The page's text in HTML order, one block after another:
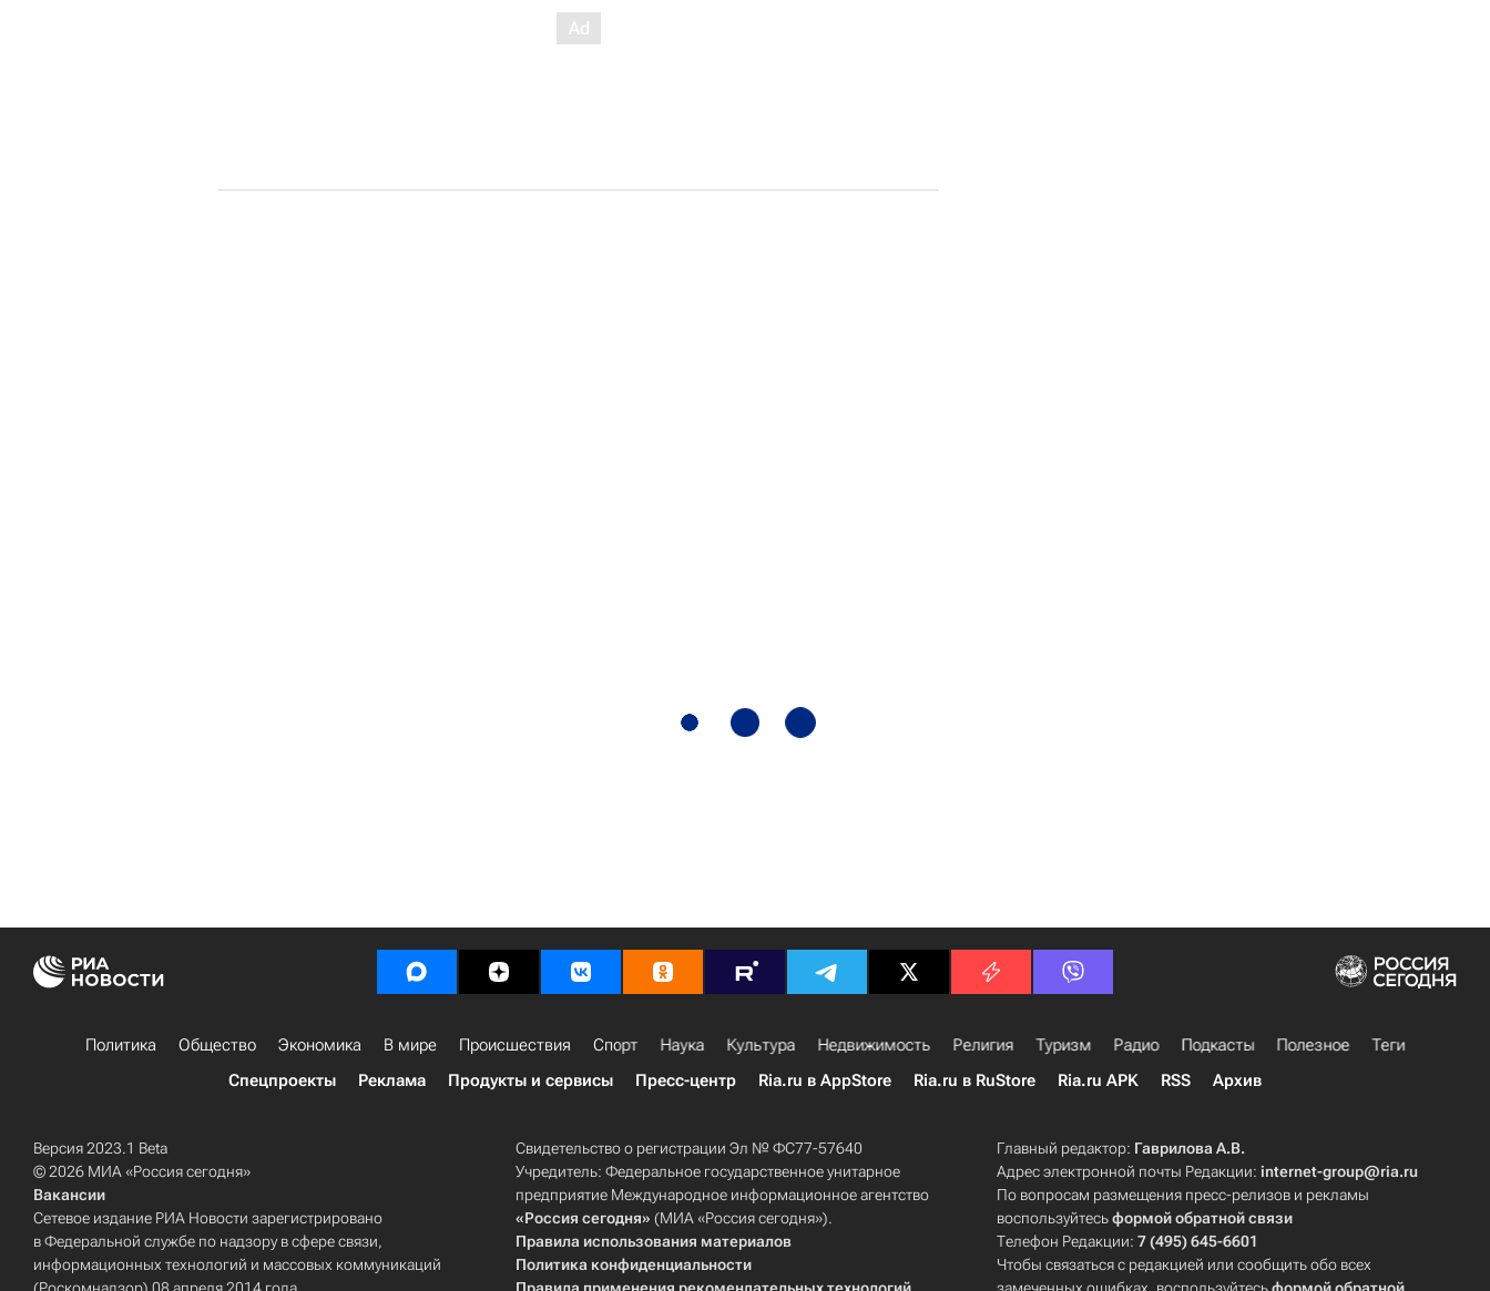
Политика Общество Экономика В мире Происшествия Спорт Наука Культура Недвижимость Религия Туризм Радио Подкасты Полезное
Теги
Спецпроекты
Реклама Продукты и сервисы Пресс-центр Ria.ru в AppStore Ria.ru в RuStore Ria.ru APK RSS Архив
Версия 2023.1 Beta
© 2026 МИА «Россия сегодня»
Вакансии
Сетевое издание РИА Новости зарегистрировано
в Федеральной службе по надзору в сфере связи,
информационных технологий и массовых коммуникаций
Свидетельство о регистрации Эл № ФС77-57640
Учредитель: Федеральное государственное унитарное
предприятие Международное информационное агентство
«Россия сегодня» (МИА «Россия сегодня»).
Правила использования материалов
Политика конфиденциальности
Главный редактор: Гаврилова А.В.
Адрес электронной почты Редакции:internet-group@ria.ru
По вопросам размещения пресс-релизов и рекламы
воспользуйтесьформой обратной связи
Телефон Редакции:7 (495) 645-6601
Чтобы связаться с редакцией или сообщить обо всех